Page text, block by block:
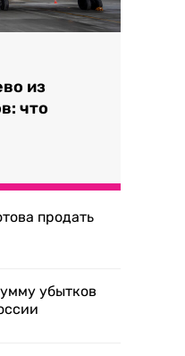
из
что
продать
убытков